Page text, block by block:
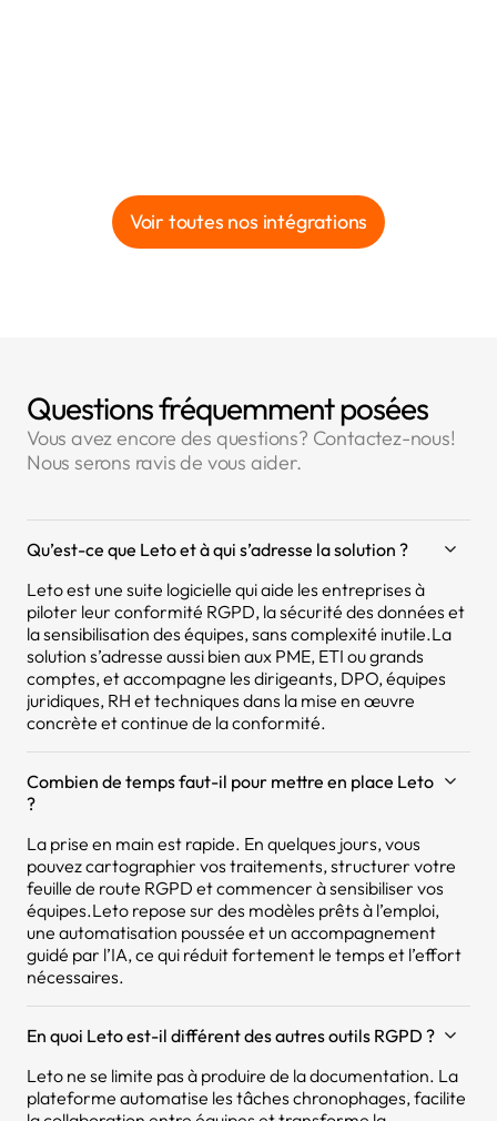
Voir toutes nos intégrations
Questions fréquemment posées
Vous avez encore des questions? Contactez-nous!
Nous serons ravis de vous aider.
Qu’est-ce que Leto et à qui s’adresse la solution ?
Leto est une suite logicielle qui aide les entreprises à
piloter leur conformité RGPD, la sécurité des données et
la sensibilisation des équipes, sans complexité inutile.La
solution s’adresse aussi bien aux PME, ETI ou grands
comptes, et accompagne les dirigeants, DPO, équipes
juridiques, RH et techniques dans la mise en œuvre
concrète et continue de la conformité.
Combien de temps faut-il pour mettre en place Leto
?
La prise en main est rapide. En quelques jours, vous
pouvez cartographier vos traitements, structurer votre
feuille de route RGPD et commencer à sensibiliser vos
équipes.Leto repose sur des modèles prêts à l’emploi,
une automatisation poussée et un accompagnement
guidé par l’IA, ce qui réduit fortement le temps et l’effort
nécessaires.
En quoi Leto est-il différent des autres outils RGPD ?
Leto ne se limite pas à produire de la documentation. La
plateforme automatise les tâches chronophages, facilite